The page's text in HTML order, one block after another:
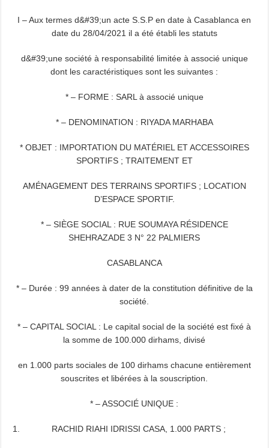
I – Aux termes d&#39;un acte S.S.P en date à Casablanca en
date du 28/04/2021 il a été établi les statuts
d&#39;une société à responsabilité limitée à associé unique
dont les caractéristiques sont les suivantes :
* – FORME : SARL à associé unique
* – DENOMINATION : RIYADA MARHABA
* OBJET : IMPORTATION DU MATÉRIEL ET ACCESSOIRES
SPORTIFS ; TRAITEMENT ET
AMÉNAGEMENT DES TERRAINS SPORTIFS ; LOCATION
D’ESPACE SPORTIF.
* – SIÈGE SOCIAL : RUE SOUMAYA RÉSIDENCE
SHEHRAZADE 3 N° 22 PALMIERS
CASABLANCA
* – Durée : 99 années à dater de la constitution définitive de la
société.
* – CAPITAL SOCIAL : Le capital social de la société est fixé à
la somme de 100.000 dirhams, divisé
en 1.000 parts sociales de 100 dirhams chacune entièrement
souscrites et libérées à la souscription.
* – ASSOCIÉ UNIQUE :
RACHID RIAHI IDRISSI CASA, 1.000 PARTS ;